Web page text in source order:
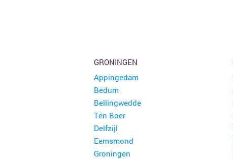
GRONINGEN
Appingedam
Bedum
Bellingwedde
Ten Boer
Delfzijl
Eemsmond
Groningen